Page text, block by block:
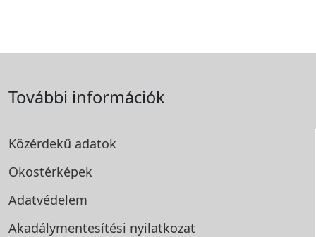
További információk
Közérdekű adatok
Okostérképek
Adatvédelem
Akadálymentesítési nyilatkozat